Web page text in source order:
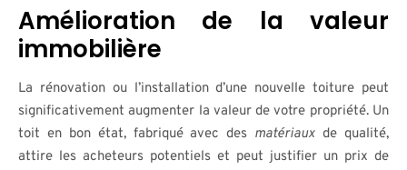
Amélioration de la valeur
immobilière
La rénovation ou l’installation d’une nouvelle toiture peut
significativement augmenter la valeur de votre propriété. Un
toit en bon état, fabriqué avec des matériaux de qualité,
attire les acheteurs potentiels et peut justifier un prix de